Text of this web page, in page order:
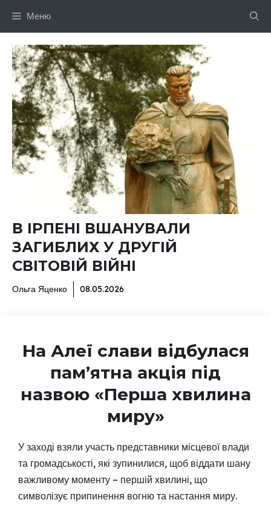
Меню
В ІРПЕНІ ВШАНУВАЛИ
ЗАГИБЛИХ У ДРУГІЙ
СВІТОВІЙ ВІЙНІ
Ольга Яценко 08.05.2026
На Алеї слави відбулася
пам’ятна акція під
назвою «Перша хвилина
миру»
У заході взяли участь представники місцевої влади
та громадськості, які зупинилися, щоб віддати шану
важливому моменту – першій хвилині, що
символізує припинення вогню та настання миру.